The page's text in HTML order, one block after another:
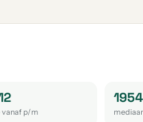
vanaf p/m
1954